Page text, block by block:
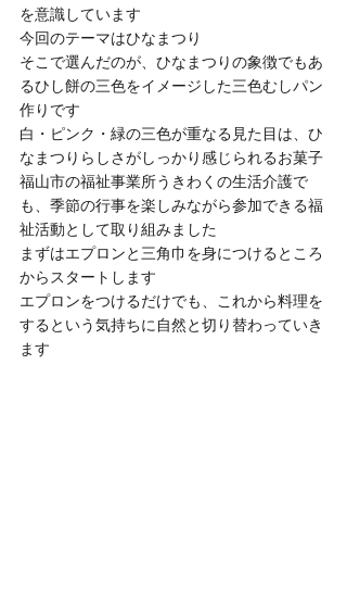
を意識しています
今回のテーマはひなまつり
そこで選んだのが、ひなまつりの象徴でもあ
るひし餅の三色をイメージした三色むしパン
作りです
白・ピンク・緑の三色が重なる見た目は、ひ
なまつりらしさがしっかり感じられるお菓子
福山市の福祉事業所うきわくの生活介護で
も、季節の行事を楽しみながら参加できる福
祉活動として取り組みました
まずはエプロンと三角巾を身につけるところ
からスタートします
エプロンをつけるだけでも、これから料理を
するという気持ちに自然と切り替わっていき
ます